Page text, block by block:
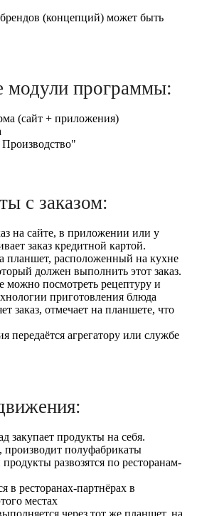
(концепций) может быть
модули программы:
(сайт + приложения)
с заказом:
на сайте, в приложении или у
заказ кредитной картой.
планшет, расположенный на кухне
должен выполнить этот заказ.
можно посмотреть рецептуру и
приготовления блюда
заказ, отмечает на планшете, что
передаётся агрегатору или службе
закупает продукты на себя.
полуфабрикаты
развозятся по ресторанам-
в ресторанах-партнёрах в
местах